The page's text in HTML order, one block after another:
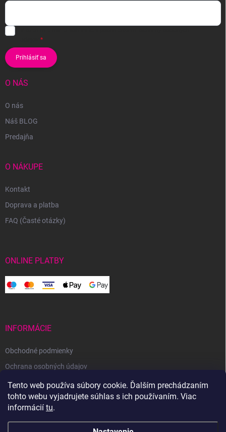
Tento web používa súbory cookie. Ďalším prechádzaním
tohto webu vyjadrujete súhlas s ich používaním. Viac
informácií tu.
Prihlásiť sa
O NÁS
O nás
Náš BLOG
Predajňa
O NÁKUPE
Kontakt
Doprava a platba
FAQ (Časté otázky)
ONLINE PLATBY
INFORMÁCIE
Obchodné podmienky
Ochrana osobných údajov
Reklamačný poriadok
Odstúpenie od zmluvy